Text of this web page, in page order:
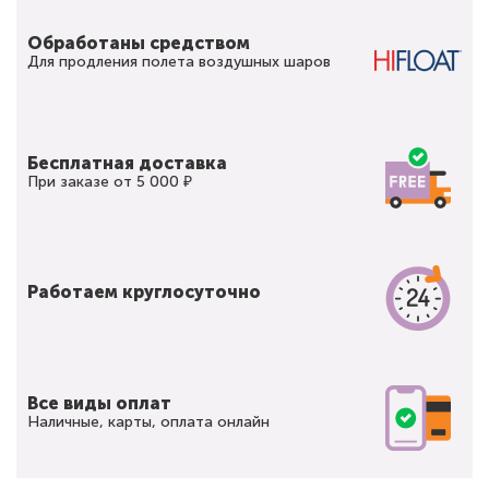
Обработаны средством
Для продления полета воздушных шаров
Бесплатная доставка
При заказе от 5 000 ₽
Работаем круглосуточно
Все виды оплат
Наличные, карты, оплата онлайн